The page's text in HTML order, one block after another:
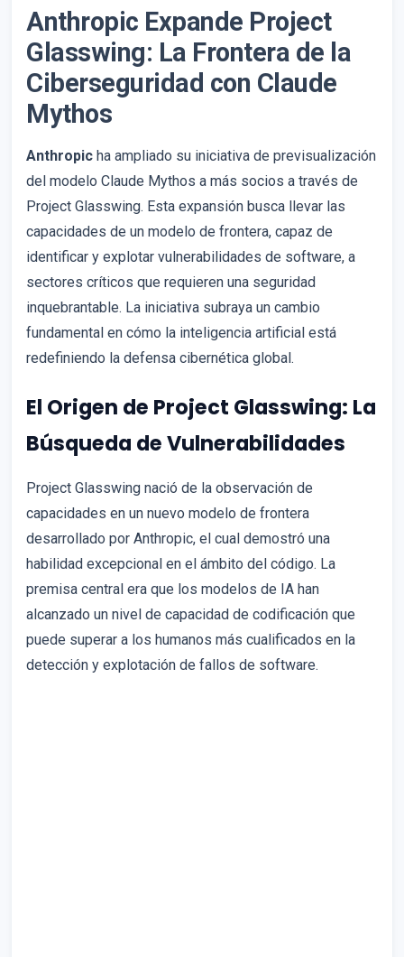
Anthropic Expande Project
Glasswing: La Frontera de la
Ciberseguridad con Claude
Mythos
Anthropic ha ampliado su iniciativa de previsualización
del modelo Claude Mythos a más socios a través de
Project Glasswing. Esta expansión busca llevar las
capacidades de un modelo de frontera, capaz de
identificar y explotar vulnerabilidades de software, a
sectores críticos que requieren una seguridad
inquebrantable. La iniciativa subraya un cambio
fundamental en cómo la inteligencia artificial está
redefiniendo la defensa cibernética global.
El Origen de Project Glasswing: La
Búsqueda de Vulnerabilidades
Project Glasswing nació de la observación de
capacidades en un nuevo modelo de frontera
desarrollado por Anthropic, el cual demostró una
habilidad excepcional en el ámbito del código. La
premisa central era que los modelos de IA han
alcanzado un nivel de capacidad de codificación que
puede superar a los humanos más cualificados en la
detección y explotación de fallos de software.